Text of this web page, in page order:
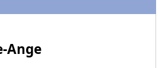
Ange